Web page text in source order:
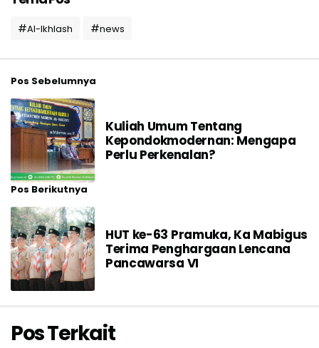
Al-Ikhlash news
Pos Sebelumnya
Kuliah Umum Tentang
Kepondokmodernan: Mengapa
Perlu Perkenalan?
Pos Berikutnya
HUT ke-63 Pramuka, Ka Mabigus
Terima Penghargaan Lencana
Pancawarsa VI
Pos Terkait